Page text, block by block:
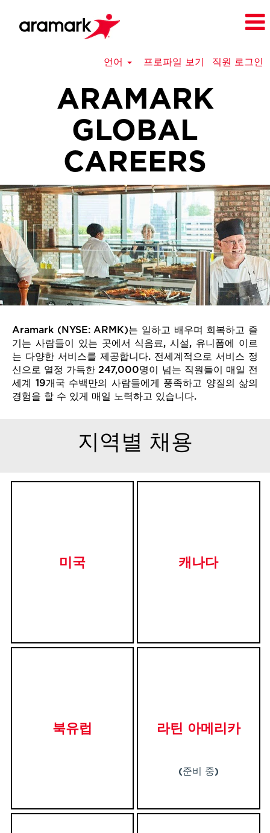
언어 프로파일 보기 직원 로그인
ARAMARK
GLOBAL
CAREERS
Aramark (NYSE: ARMK)는 일하고 배우며 회복하고 즐
기는 사람들이 있는 곳에서 식음료, 시설, 유니폼에 이르
는 다양한 서비스를 제공합니다. 전세계적으로 서비스 정
신으로 열정 가득한 247,000명이 넘는 직원들이 매일 전
세계 19개국 수백만의 사람들에게 풍족하고 양질의 삶의
경험을 할 수 있게 매일 노력하고 있습니다.
지역별 채용
미국 캐나다
북유럽 라틴 아메리카
(준비 중)